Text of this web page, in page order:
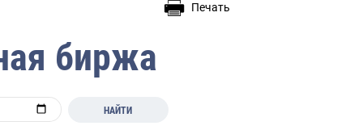
Печать
биржа
НАЙТИ